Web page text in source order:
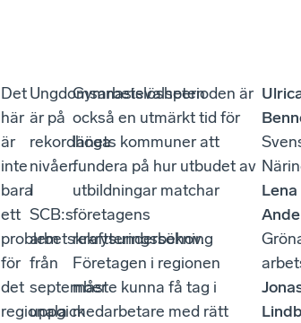
Det
här
är
inte
bara
ett
problem
för
det
regionala
Ungdomsarbetslösheten
är på
rekordhöga
nivåer.
I
SCB:s
arbetskraftsundersökning
från
september
uppgick
Gymnasievalsperioden är
också en utmärkt tid för
länets kommuner att
fundera på hur utbudet av
utbildningar matchar
företagens
rekryteringsbehov.
Företagen i regionen
måste kunna få tag i
medarbetare med rätt
Lena